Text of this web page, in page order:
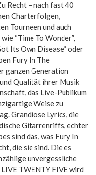
Recht – nach fast 40
Charterfolgen,
Tourneen und auch
“Time To Wonder”,
Its Own Disease“ oder
Fury In The
ganzen Generation
Qualität ihrer Musik
das Live-Publikum
Weise zu
Grandiose Lyrics, die
Gitarrenriffs, echter
sind das, was Fury In
die sie sind. Die es
unvergessliche
LIVE TWENTY FIVE wird